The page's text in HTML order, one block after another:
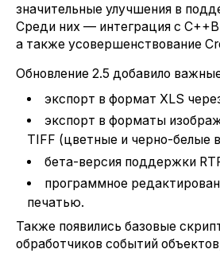
значительные улучшения в
Среди них — интеграция с
а также усовершенствование
Обновление 2.5 добавило
экспорт в формат XLS
экспорт в форматы
TIFF (цветные и черно-белые
бета-версия поддержки
программное
печатью.
Также появились базовые
обработчиков событий